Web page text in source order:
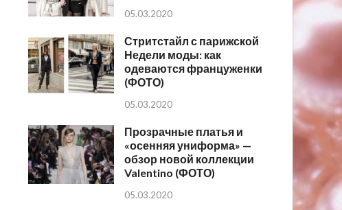
05.03.2020
Стритстайл с парижской
Недели моды: как
одеваются француженки
(ФОТО)
05.03.2020
Прозрачные платья и
«осенняя униформа» —
обзор новой коллекции
Valentino (ФОТО)
05.03.2020